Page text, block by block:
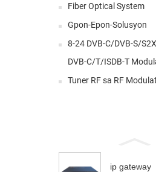
Fiber Optical System
Gpon-Epon-Solusyon
8-24 DVB-C/DVB-S/
DVB-C/T/ISDB-T
Tuner RF sa RF
ip gateway